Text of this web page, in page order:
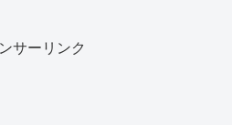
サーリンク